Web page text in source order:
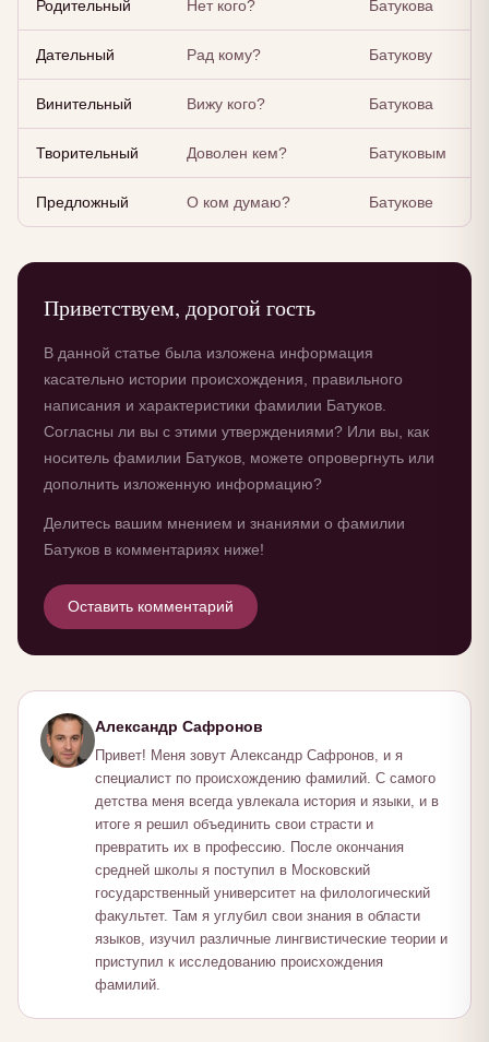
Родительный Нет кого? Батукова
Дательный Рад кому? Батукову
Винительный Вижу кого? Батукова
Творительный Доволен кем? Батуковым
Предложный О ком думаю? Батукове
Приветствуем, дорогой гость
В данной статье была изложена информация
касательно истории происхождения, правильного
написания и характеристики фамилии Батуков.
Согласны ли вы с этими утверждениями? Или вы, как
носитель фамилии Батуков, можете опровергнуть или
дополнить изложенную информацию?
Делитесь вашим мнением и знаниями о фамилии
Батуков в комментариях ниже!
Оставить комментарий
Александр Сафронов
Привет! Меня зовут Александр Сафронов, и я
специалист по происхождению фамилий. С самого
детства меня всегда увлекала история и языки, и в
итоге я решил объединить свои страсти и
превратить их в профессию. После окончания
средней школы я поступил в Московский
государственный университет на филологический
факультет. Там я углубил свои знания в области
языков, изучил различные лингвистические теории и
приступил к исследованию происхождения
фамилий.